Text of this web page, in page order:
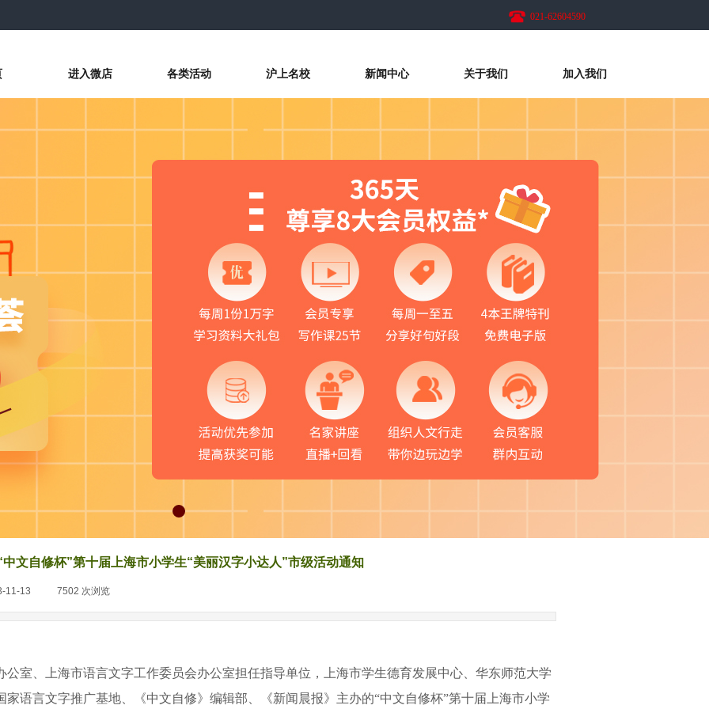
021-62604590
进入微店 各类活动 沪上名校 新闻中心 关于我们 加入我们
中文自修杯”第十届上海市小学生“美丽汉字小达人”市级活动通知
11-13 7502 次浏览
公室 上海市语言文字工作委员会办公室担任指导单位 ，
上海市学生德育发展中心、华东师范大学
家语言文字推广基地
《中文自修》编辑部、《新闻晨报》 主办的“中文自修杯”第十届 上海市小学